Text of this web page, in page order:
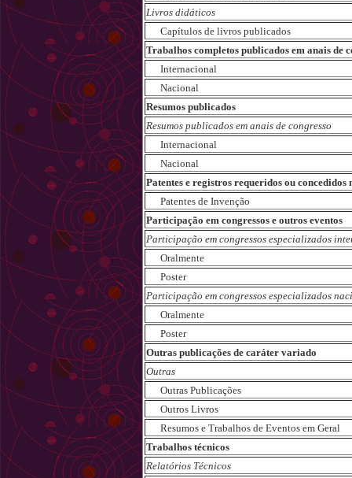
Livros didáticos
Capítulos de livros publicados
Trabalhos completos publicados em anais de
Internacional
Nacional
Resumos publicados
Resumos publicados em anais de congresso
Internacional
Nacional
Patentes e registros requeridos ou concedidos
Patentes de Invenção
Participação em congressos e outros eventos
Participação em congressos especializados
Oralmente
Poster
Participação em congressos especializados
Oralmente
Poster
Outras publicações de caráter variado
Outras
Outras Publicações
Outros Livros
Resumos e Trabalhos de Eventos em Geral
Trabalhos técnicos
Relatórios Técnicos